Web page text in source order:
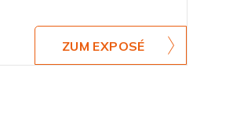
ZUM EXPOSÉ